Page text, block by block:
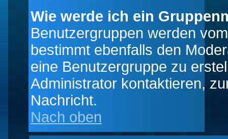
Wie werde ich ein
Benutzergruppen werden
bestimmt ebenfalls den
eine Benutzergruppe zu
Administrator kontaktieren,
Nachricht.
Nach oben